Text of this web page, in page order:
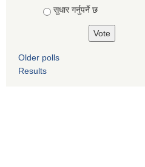
सुधार गर्नुपर्ने छ
Older polls
Results